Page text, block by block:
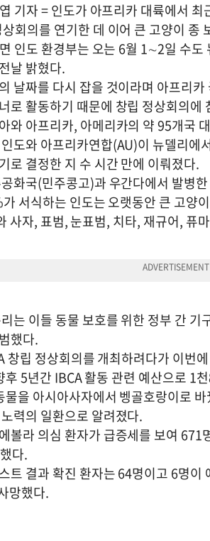
기자 = 인도가 아프리카 대륙에서
회의를 연기한 데 이어 큰 고양이 종
인도 환경부는 오는 6월 1∼2일 수
날 밝혔다.
날짜를 다시 잡을 것이라며 아프리
로 활동하기 때문에 창립 정상회의에
와 아프리카, 아메리카의 약 95개국
도와 아프리카연합(AU)이 뉴델리
로 결정한 지 수 시간 만에 이뤄졌다.
화국(민주콩고)과 우간다에서 발병
서식하는 인도는 오랫동안 큰 고양
사자, 표범, 눈표범, 치타, 재규어, 퓨
는 이들 동물 보호를 위한 정부 간
했다.
창립 정상회의를 개최하려다가 이번
5년간 IBCA 활동 관련 예산으로 1
을 아시아사자에서 벵골호랑이로
력의 일환으로 알려졌다.
볼라 의심 환자가 급증세를 보여
다.
트 결과 확진 환자는 64명이고 6명
망했다.